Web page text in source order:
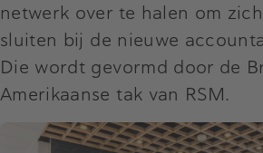
netwerk over te halen om
sluiten bij de nieuwe
Die wordt gevormd door de
Amerikaanse tak van RSM.